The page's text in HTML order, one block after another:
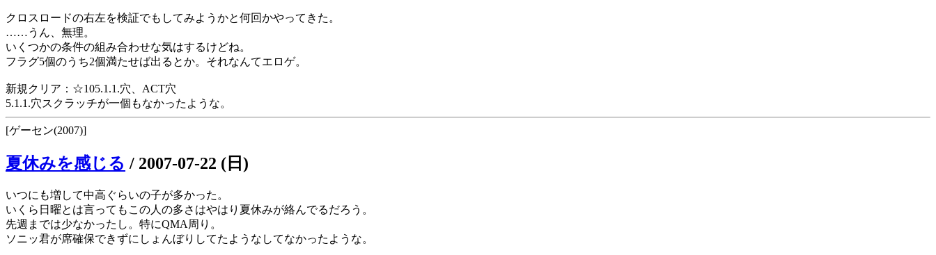
クロスロードの右左を検証でもしてみようかと何回かやってきた。
……うん、無理。
いくつかの条件の組み合わせな気はするけどね。
フラグ5個のうち2個満たせば出るとか。それなんてエロゲ。
新規クリア：☆105.1.1.穴、ACT穴
5.1.1.穴スクラッチが一個もなかったような。
[ゲーセン(2007)]
夏休みを感じる / 2007-07-22 (日)
いつにも増して中高ぐらいの子が多かった。
いくら日曜とは言ってもこの人の多さはやはり夏休みが絡んでるだろう。
先週までは少なかったし。特にQMA周り。
ソニッ君が席確保できずにしょんぼりしてたようなしてなかったような。